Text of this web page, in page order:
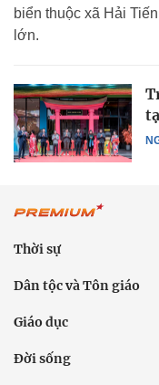
biển thuộc xã Hải
lớn.
Thời sự
Dân tộc và Tôn giáo
Giáo dục
Đời sống